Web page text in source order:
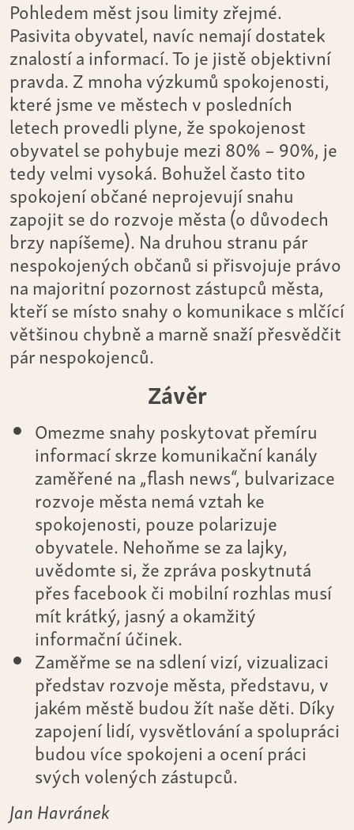
Pohledem měst jsou limity zřejmé.
Pasivita obyvatel, navíc nemají dostatek
znalostí a informací. To je jistě objektivní
pravda. Z mnoha výzkumů spokojenosti,
které jsme ve městech v posledních
letech provedli plyne, že spokojenost
obyvatel se pohybuje mezi 80% – 90%, je
tedy velmi vysoká. Bohužel často tito
spokojení občané neprojevují snahu
zapojit se do rozvoje města (o důvodech
brzy napíšeme). Na druhou stranu pár
nespokojených občanů si přisvojuje právo
na majoritní pozornost zástupců města,
kteří se místo snahy o komunikace s mlčící
většinou chybně a marně snaží přesvědčit
pár nespokojenců.
Závěr
Omezme snahy poskytovat přemíru
informací skrze komunikační kanály
zaměřené na „flash news“, bulvarizace
rozvoje města nemá vztah ke
spokojenosti, pouze polarizuje
obyvatele. Nehoňme se za lajky,
uvědomte si, že zpráva poskytnutá
přes facebook či mobilní rozhlas musí
mít krátký, jasný a okamžitý
informační účinek.
Zaměřme se na sdlení vizí, vizualizaci
představ rozvoje města, představu, v
jakém městě budou žít naše děti. Díky
zapojení lidí, vysvětlování a spolupráci
budou více spokojeni a ocení práci
svých volených zástupců.
Jan Havránek